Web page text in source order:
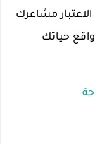
مشاعرك
حياتك